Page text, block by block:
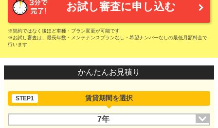
お試し審査に申し込む
※契約ではなく後ほど車種・プラン変更が可能です
※お試し審査は、最長年数・メンテナンスプランなし・希望ナンバーなしの最低月額料金で
行います
かんたんお見積り
STEP1 賃貸期間を選択
7年